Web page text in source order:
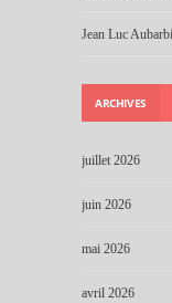
Jean Luc
ARCHIVES
juillet 2026
juin 2026
mai 2026
avril 2026